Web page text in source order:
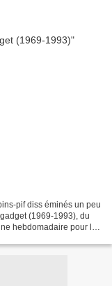
pif diss éminés un peu
(1969-1993), du
hebdomadaire pour la